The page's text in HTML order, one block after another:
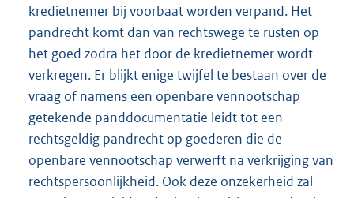
kredietnemer bij voorbaat worden verpand. Het
pandrecht komt dan van rechtswege te rusten op
het goed zodra het door de kredietnemer wordt
verkregen. Er blijkt enige twijfel te bestaan over de
vraag of namens een openbare vennootschap
getekende panddocumentatie leidt tot een
rechtsgeldig pandrecht op goederen die de
openbare vennootschap verwerft na verkrijging van
rechtspersoonlijkheid. Ook deze onzekerheid zal